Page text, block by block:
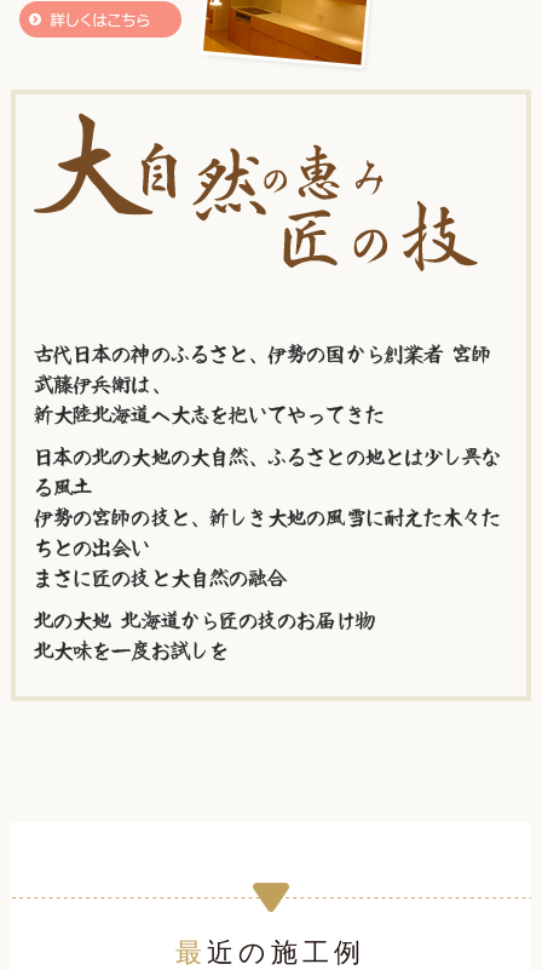
古代日本の神のふるさと、伊勢の国から創業者 宮師
武藤伊兵衛は、
新大陸北海道へ大志を抱いてやってきた
日本の北の大地の大自然、ふるさとの地とは少し異な
る風土
伊勢の宮師の技と、新しき大地の風雪に耐えた木々た
ちとの出会い
まさに匠の技と大自然の融合
北の大地 北海道から匠の技のお届け物
北大味を一度お試しを
最近の施工例